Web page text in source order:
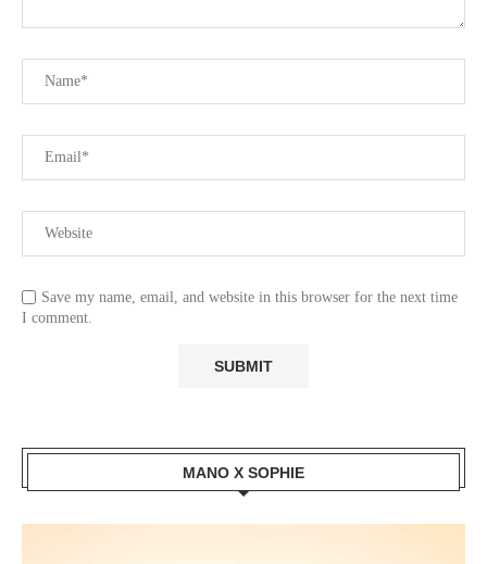
Save my name, email, and website in this browser for the next time
I comment.
MANO X SOPHIE